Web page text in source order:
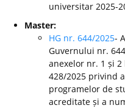
universitar 2025-
Master:
HG nr. 644/2025-
Guvernului nr.
anexelor nr. 1 și
428/2025 privind
programelor de
acreditate și a